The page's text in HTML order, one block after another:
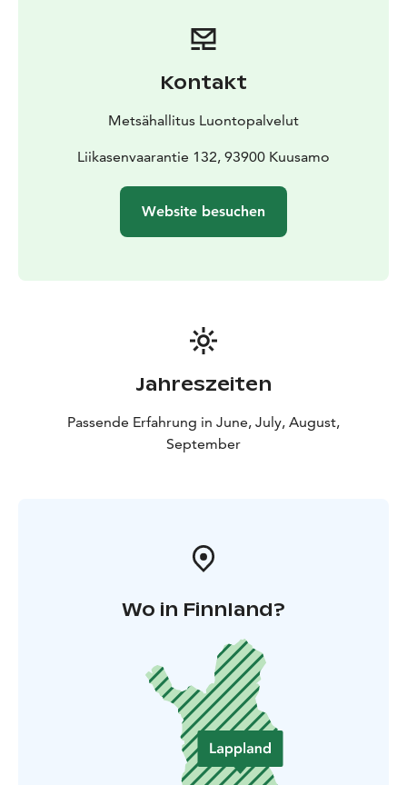
Kontakt
Metsähallitus Luontopalvelut
Liikasenvaarantie 132, 93900 Kuusamo
Website besuchen
Jahreszeiten
Passende Erfahrung in June, July, August,
September
Wo in Finnland?